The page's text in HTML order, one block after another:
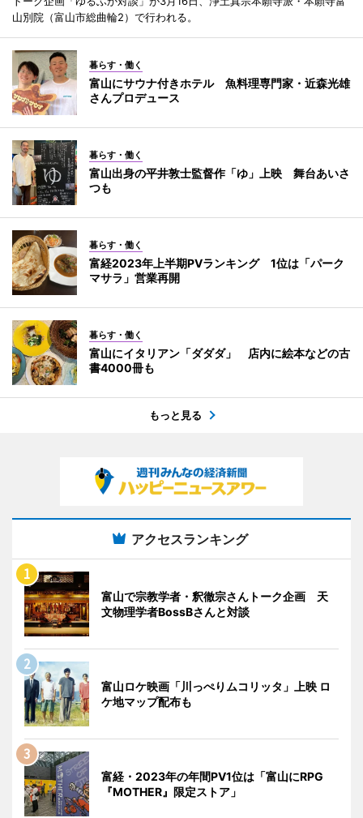
山別院（富山市総曲輪2）で行われる。
暮らす・働く
富山にサウナ付きホテル 魚料理専門家・近森光雄
さんプロデュース
暮らす・働く
富山出身の平井敦士監督作「ゆ」上映 舞台あいさ
つも
暮らす・働く
富経2023年上半期PVランキング 1位は「パーク
マサラ」営業再開
暮らす・働く
富山にイタリアン「ダダダ」 店内に絵本などの古
書4000冊も
もっと見る
アクセスランキング
富山で宗教学者・釈徹宗さんトーク企画 天
文物理学者BossBさんと対談
富山ロケ映画「川っぺりムコリッタ」上映 ロ
ケ地マップ配布も
富経・2023年の年間PV1位は「富山にRPG
『MOTHER』限定ストア」